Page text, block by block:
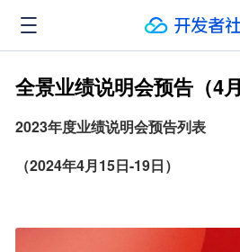
全景业绩说明会预告（4
2023年度业绩说明会预告列表
（2024年4月15日-19日）